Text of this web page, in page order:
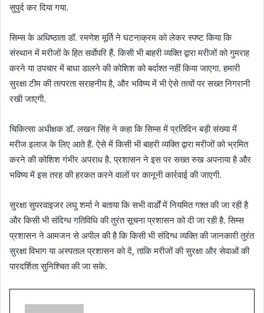
सुपुर्द कर दिया गया.
सिम्स के अधिष्ठाता डॉ. रमणेश मूर्ति ने घटनाक्रम को लेकर स्पष्ट किया कि
संस्थान में मरीजों के हित सर्वाेपरि हैं. किसी भी बाहरी व्यक्ति द्वारा मरीजों को गुमराह
करने या उपचार में बाधा डालने की कोशिश को बर्दाश्त नहीं किया जाएगा. हमारी
सुरक्षा टीम की तत्परता सराहनीय है, और भविष्य में भी ऐसे तत्वों पर सख्त निगरानी
रखी जाएगी.
चिकित्सा अधीक्षक डॉ. लखन सिंह ने कहा कि सिम्स में प्रतिदिन बड़ी संख्या में
मरीज इलाज के लिए आते हैं. ऐसे में किसी भी बाहरी व्यक्ति द्वारा मरीजों को भ्रमित
करने की कोशिश गंभीर अपराध है. प्रशासन ने इस पर सख्त रुख अपनाया है और
भविष्य में इस तरह की हरकत करने वालों पर कानूनी कार्रवाई की जाएगी.
सुरक्षा सुपरवाइजर लघु शर्मा ने बताया कि सभी वार्डों में नियमित गश्त की जा रही है
और किसी भी संदिग्ध गतिविधि की तुरंत सूचना प्रशासन को दी जा रही है. सिम्स
प्रशासन ने आमजन से अपील की है कि किसी भी संदिग्ध व्यक्ति की जानकारी तुरंत
सुरक्षा विभाग या अस्पताल प्रशासन को दें, ताकि मरीजों की सुरक्षा और सेवाओं की
पारदर्शिता सुनिश्चित की जा सके.